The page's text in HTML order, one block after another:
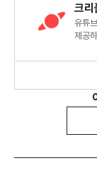
크리
유튜
제공